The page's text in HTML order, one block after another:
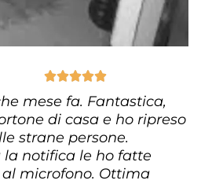

mese fa. Fantastica,
di casa e ho ripreso
strane persone.
notifica le ho fatte
microfono. Ottima